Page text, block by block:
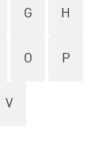
G H
O P
V